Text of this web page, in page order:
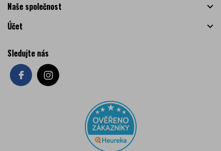
Naše společnost

Účet

Sledujte nás